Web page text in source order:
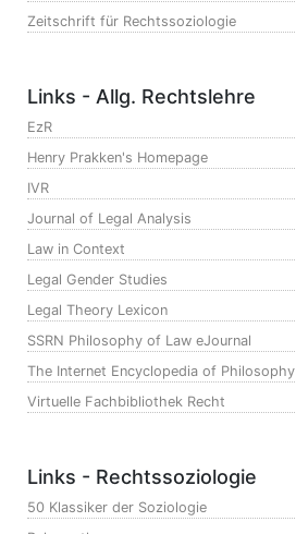
Zeitschrift für Rechtssoziologie
Links - Allg. Rechtslehre
EzR
Henry Prakken's Homepage
IVR
Journal of Legal Analysis
Law in Context
Legal Gender Studies
Legal Theory Lexicon
SSRN Philosophy of Law eJournal
The Internet Encyclopedia of Philosophy
Virtuelle Fachbibliothek Recht
Links - Rechtssoziologie
50 Klassiker der Soziologie